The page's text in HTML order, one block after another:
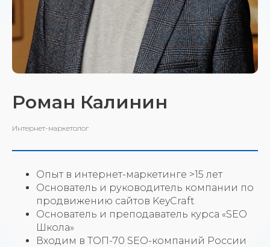
Роман Калинин
Интернет-маркетолог
Опыт в интернет-маркетинге >15 лет
Основатель и руководитель компании по
продвижению сайтов KeyCraft
Основатель и преподаватель курса «SEO
Школа»
Входим в ТОП-70 SEO-компаний России